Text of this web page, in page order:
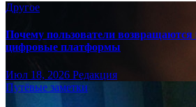
Другое
Почему пользователи
цифровые платформы
Июл 18, 2026 Редакция
Путёвые заметки